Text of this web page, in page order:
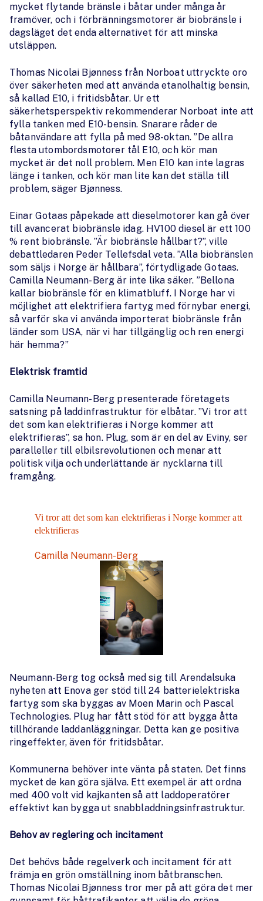
mycket flytande bränsle i båtar under många år
framöver, och i förbränningsmotorer är biobränsle i
dagsläget det enda alternativet för att minska
utsläppen.
Thomas Nicolai Bjønness från Norboat uttryckte oro
över säkerheten med att använda etanolhaltig bensin,
så kallad E10, i fritidsbåtar. Ur ett
säkerhetsperspektiv rekommenderar Norboat inte att
fylla tanken med E10-bensin. Snarare råder de
båtanvändare att fylla på med 98-oktan. ”De allra
flesta utombordsmotorer tål E10, och kör man
mycket är det noll problem. Men E10 kan inte lagras
länge i tanken, och kör man lite kan det ställa till
problem, säger Bjønness.
Einar Gotaas påpekade att dieselmotorer kan gå över
till avancerat biobränsle idag. HV100 diesel är ett 100
% rent biobränsle. ”Är biobränsle hållbart?”, ville
debattledaren Peder Tellefsdal veta. ”Alla biobränslen
som säljs i Norge är hållbara”, förtydligade Gotaas.
Camilla Neumann-Berg är inte lika säker. ”Bellona
kallar biobränsle för en klimatbluff. I Norge har vi
möjlighet att elektrifiera fartyg med förnybar energi,
så varför ska vi använda importerat biobränsle från
länder som USA, när vi har tillgänglig och ren energi
här hemma?”
Elektrisk framtid
Camilla Neumann-Berg presenterade företagets
satsning på laddinfrastruktur för elbåtar. ”Vi tror att
det som kan elektrifieras i Norge kommer att
elektrifieras”, sa hon. Plug, som är en del av Eviny, ser
paralleller till elbilsrevolutionen och menar att
politisk vilja och underlättande är nycklarna till
framgång.
Vi tror att det som kan elektrifieras i Norge kommer att
elektrifieras
Camilla Neumann-Berg
Neumann-Berg tog också med sig till Arendalsuka
nyheten att Enova ger stöd till 24 batterielektriska
fartyg som ska byggas av Moen Marin och Pascal
Technologies. Plug har fått stöd för att bygga åtta
tillhörande laddanläggningar. Detta kan ge positiva
ringeffekter, även för fritidsbåtar.
Kommunerna behöver inte vänta på staten. Det finns
mycket de kan göra själva. Ett exempel är att ordna
med 400 volt vid kajkanten så att laddoperatörer
effektivt kan bygga ut snabbladdningsinfrastruktur.
Behov av reglering och incitament
Det behövs både regelverk och incitament för att
främja en grön omställning inom båtbranschen.
Thomas Nicolai Bjønness tror mer på att göra det mer